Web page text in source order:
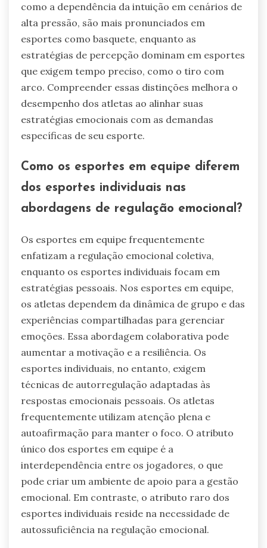
como a dependência da intuição em cenários de
alta pressão, são mais pronunciados em
esportes como basquete, enquanto as
estratégias de percepção dominam em esportes
que exigem tempo preciso, como o tiro com
arco. Compreender essas distinções melhora o
desempenho dos atletas ao alinhar suas
estratégias emocionais com as demandas
específicas de seu esporte.
Como os esportes em equipe diferem
dos esportes individuais nas
abordagens de regulação emocional?
Os esportes em equipe frequentemente
enfatizam a regulação emocional coletiva,
enquanto os esportes individuais focam em
estratégias pessoais. Nos esportes em equipe,
os atletas dependem da dinâmica de grupo e das
experiências compartilhadas para gerenciar
emoções. Essa abordagem colaborativa pode
aumentar a motivação e a resiliência. Os
esportes individuais, no entanto, exigem
técnicas de autorregulação adaptadas às
respostas emocionais pessoais. Os atletas
frequentemente utilizam atenção plena e
autoafirmação para manter o foco. O atributo
único dos esportes em equipe é a
interdependência entre os jogadores, o que
pode criar um ambiente de apoio para a gestão
emocional. Em contraste, o atributo raro dos
esportes individuais reside na necessidade de
autossuficiência na regulação emocional.